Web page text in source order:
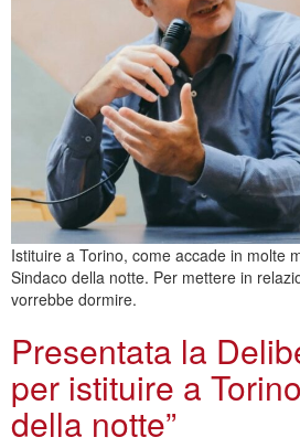
Istituire a Torino, come accade in molte
Sindaco della notte. Per mettere in
vorrebbe dormire.
Presentata la
per istituire a
della notte”